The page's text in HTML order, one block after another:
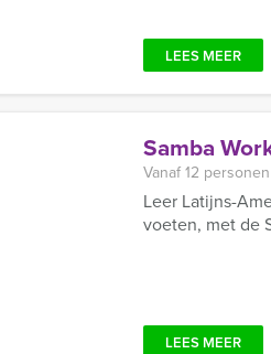
LEES MEER
Samba
Vanaf 12
Leer Latijns-
voeten, met de
LEES MEER